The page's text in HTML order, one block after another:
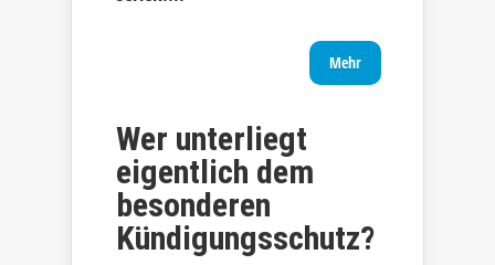
Mehr
Wer unterliegt
eigentlich dem
besonderen
Kündigungsschutz?